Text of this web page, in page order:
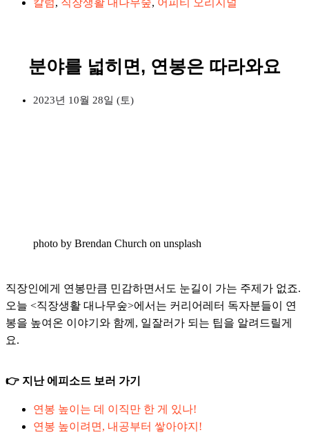
분야를 넓히면, 연봉은 따라와요
2023년 10월 28일 (토)
photo by Brendan Church on unsplash
직장인에게 연봉만큼 민감하면서도 눈길이 가는 주제가 없죠.
오늘 <직장생활 대나무숲>에서는 커리어레터 독자분들이 연
봉을 높여온 이야기와 함께, 일잘러가 되는 팁을 알려드릴게
요.
👉 지난 에피소드 보러 가기
연봉 높이는 데 이직만 한 게 있나!
연봉 높이려면, 내공부터 쌓아야지!